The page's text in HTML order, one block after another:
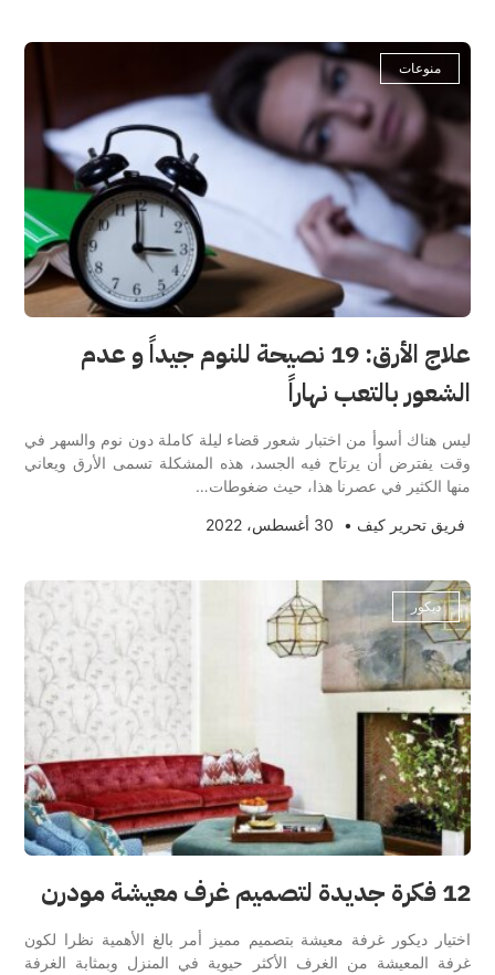
منوعات
علاج الأرق: 19 نصيحة للنوم جيداً و عدم
الشعور بالتعب نهاراً
ليس هناك أسوأ من اختبار شعور قضاء ليلة كاملة دون نوم والسهر في
وقت يفترض أن يرتاح فيه الجسد، هذه المشكلة تسمى الأرق ويعاني
منها الكثير في عصرنا هذا، حيث ضغوطات…
فريق تحرير كيف • 30 أغسطس، 2022
ديكور
12 فكرة جديدة لتصميم غرف معيشة مودرن
اختيار ديكور غرفة معيشة بتصميم مميز أمر بالغ الأهمية نظرا لكون
غرفة المعيشة من الغرف الأكثر حيوية في المنزل وبمثابة الغرفة